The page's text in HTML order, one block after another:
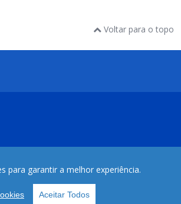
para garantir a melhor experiência.
Aceitar Todos
Voltar para o topo
com o CMS de código aberto Joomla